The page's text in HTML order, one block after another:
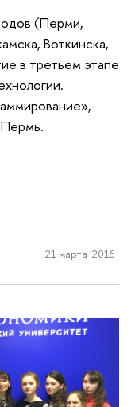
(Перми,
Воткинска,
в третьем этапе
21 марта 2016